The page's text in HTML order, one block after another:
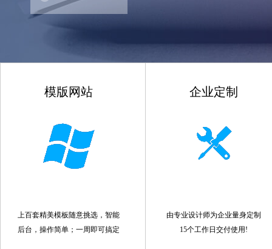
模版网站
上百套精美模板随意挑选，智能
后台，操作简单；一周即可搞定
企业定制
由专业设计师为企业量身定制
15个工作日交付使用!